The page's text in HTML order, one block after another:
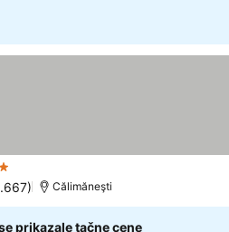
Călimăneşti
prikazale tačne cene